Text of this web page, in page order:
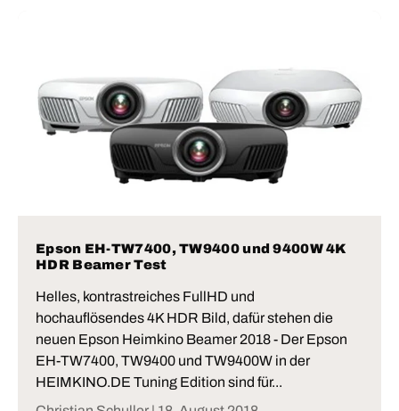
Epson EH-TW7400, TW9400 und 9400W 4K
HDR Beamer Test
Helles, kontrastreiches FullHD und
hochauflösendes 4K HDR Bild, dafür stehen die
neuen Epson Heimkino Beamer 2018 - Der Epson
EH-TW7400, TW9400 und TW9400W in der
HEIMKINO.DE Tuning Edition sind für...